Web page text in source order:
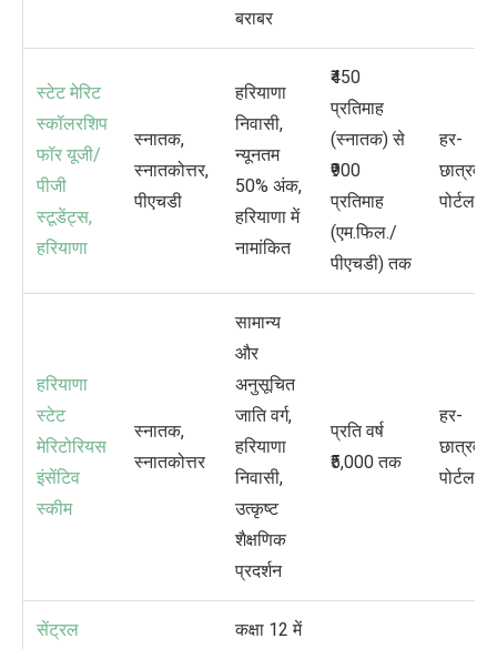
बराबर
स्टेट मेरिट
स्कॉलरशिप
फॉर यूजी/
पीजी
स्टूडेंट्स,
हरियाणा
स्नातक,
स्नातकोत्तर,
पीएचडी
हरियाणा
निवासी,
न्यूनतम
50% अंक,
हरियाणा में
नामांकित
₹450
प्रतिमाह
(स्नातक) से
₹900
प्रतिमाह
(एम.फिल./
पीएचडी) तक
हर-
छात्रवृत्ति
पोर्टल
हरियाणा
स्टेट
मेरिटोरियस
इंसेंटिव
स्कीम
स्नातक,
स्नातकोत्तर
सामान्य
और
अनुसूचित
जाति वर्ग,
हरियाणा
निवासी,
उत्कृष्ट
शैक्षणिक
प्रदर्शन
प्रति वर्ष
₹5,000तक
हर-
छात्रवृत्ति
पोर्टल
सेंट्रल
कक्षा 12में